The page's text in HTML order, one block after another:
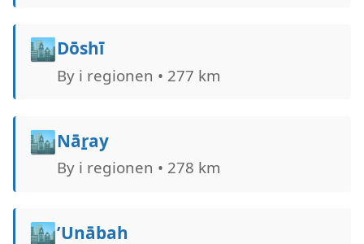
🏙️Dōshī
By i regionen • 277 km
🏙️Nāṟay
By i regionen • 278 km
🏙️’Unābah